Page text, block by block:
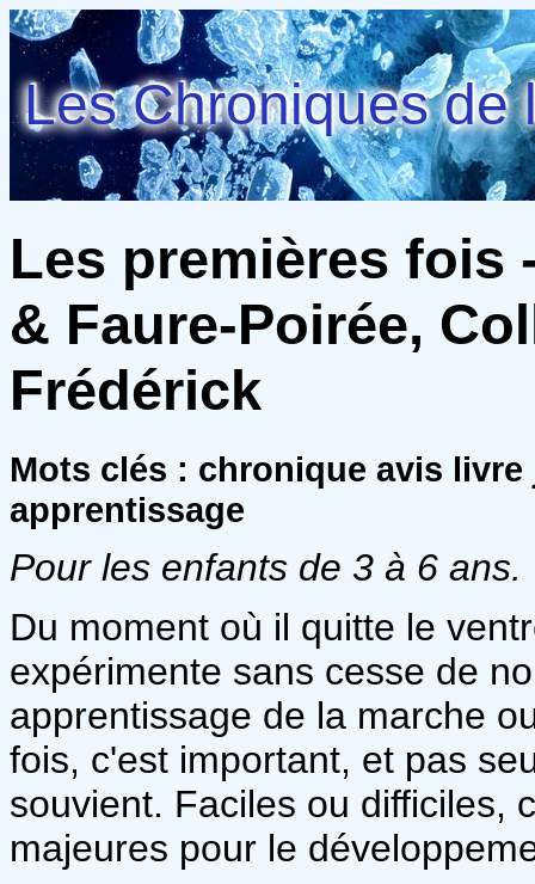
Les Chroniques de
Les premières fois
& Faure-Poirée,
Frédérick
Mots clés : chronique avis
apprentissage
Pour les enfants de 3 à 6 ans.
Du moment où il quitte le
expérimente sans cesse de
apprentissage de la marche
fois, c'est important, et pas
souvient. Faciles ou difficiles,
majeures pour le